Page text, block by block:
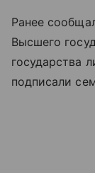
Ранее
Высшего
государства
подписали